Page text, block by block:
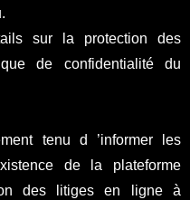
sur la protection des
de confidentialité du
tenu d ’informer les
de la plateforme
des litiges en ligne à